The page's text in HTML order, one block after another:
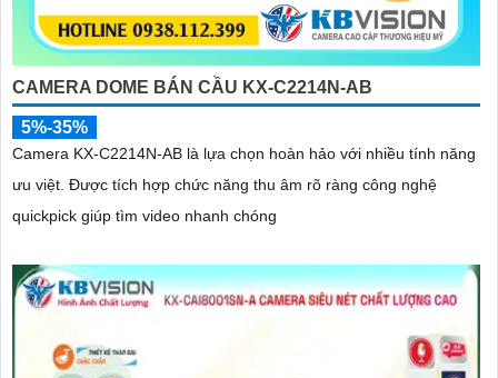
CAMERA DOME BÁN CẦU KX-C2214N-AB
5%-35%
Camera KX-C2214N-AB là lựa chọn hoàn hảo với nhiều tính năng
ưu việt. Được tích hợp chức năng thu âm rõ ràng công nghệ
quickpick giúp tìm video nhanh chóng